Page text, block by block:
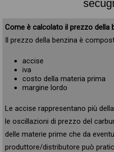
Come è calcolato il prezzo della
Il prezzo della benzina è
accise
iva
costo della materia prima
margine lordo
Le accise rappresentano più
le oscillazioni di prezzo del
delle materie prime che da
produttore/distributore può